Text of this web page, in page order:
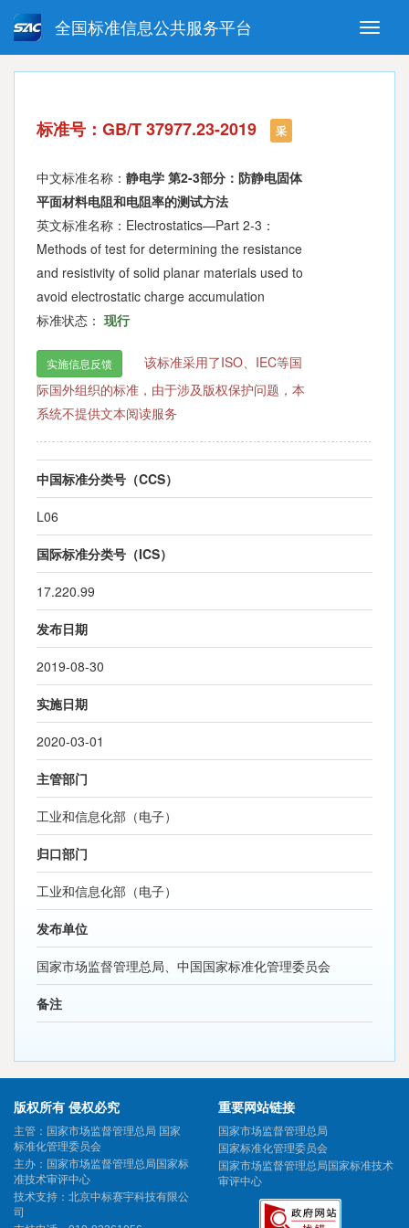
Toggle
全国标准信息公共服务平台
强制性国家标准 推荐性国家标准
指导性技术文件 (National standards in foreign
language version)
标准号：GB/T 37977.23-2019 采
中文标准名称： 静电学 第2-3部分：防静电固体
平面材料电阻和电阻率的测试方法
英文标准名称：Electrostatics—Part 2-3：
Methods of test for determining the resistance
and resistivity of solid planar materials used to
avoid electrostatic charge accumulation
标准状态： 现行
实施信息反馈
该标准采用了ISO、IEC等国
际国外组织的标准，由于涉及版权保护问题，本
系统不提供文本阅读服务
中国标准分类号（CCS）
L06
国际标准分类号（ICS）
17.220.99
发布日期
2019-08-30
实施日期
2020-03-01
主管部门
工业和信息化部（电子）
归口部门
工业和信息化部（电子）
发布单位
国家市场监督管理总局、中国国家标准化管理委员会
备注
版权所有 侵权必究
主管：国家市场监督管理总局 国家
标准化管理委员会
主办：国家市场监督管理总局国家标
准技术审评中心
技术支持：北京中标赛宇科技有限公
司
重要网站链接
国家市场监督管理总局
国家标准化管理委员会
国家市场监督管理总局国家标准技术
审评中心